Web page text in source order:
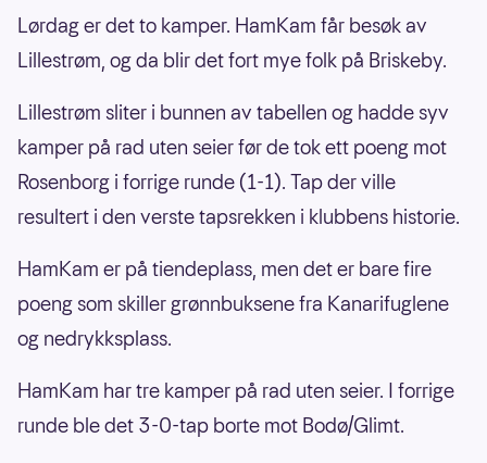
Lørdag er det to kamper. HamKam får besøk av
Lillestrøm, og da blir det fort mye folk på Briskeby.
Lillestrøm sliter i bunnen av tabellen og hadde syv
kamper på rad uten seier før de tok ett poeng mot
Rosenborg i forrige runde (1-1). Tap der ville
resultert i den verste tapsrekken i klubbens historie.
HamKam er på tiendeplass, men det er bare fire
poeng som skiller grønnbuksene fra Kanarifuglene
og nedrykksplass.
HamKam har tre kamper på rad uten seier. I forrige
runde ble det 3-0-tap borte mot Bodø/Glimt.